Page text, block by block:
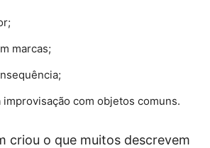
marcas;
improvisação com objetos comuns.
criou o que muitos descrevem